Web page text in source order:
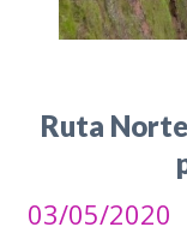
Ruta
03/05/2020